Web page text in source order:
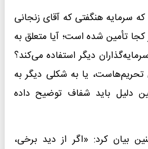
سرمایه هنگفتی که آقای زنجانی
کجا تأمین شده است؛ آیا متعلق به
دیگر استفاده می‌کند؟
یا به شکلی دیگر به
باید شفاف توضیح داده
بیان کرد: «اگر از دید برخی،